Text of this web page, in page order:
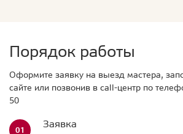
Порядок работы
Оформите заявку на выезд мастера,
сайте или позвонив в call-центр по
50
01 Заявка